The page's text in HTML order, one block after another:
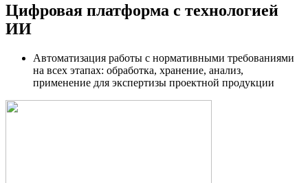
Цифровая платформа с технологией
ИИ
Автоматизация работы с нормативными требованиями
на всех этапах: обработка, хранение, анализ,
применение для экспертизы проектной продукции